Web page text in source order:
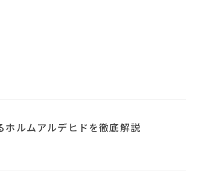
ルムアルデヒドを徹底解説